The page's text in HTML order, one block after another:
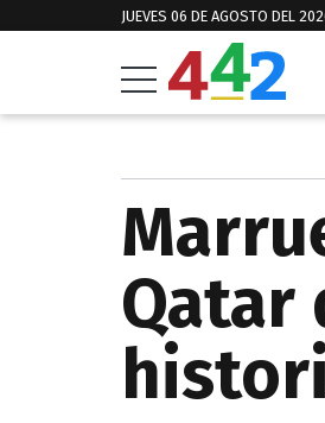
JUEVES 06 DE AGOSTO DEL
Qatar